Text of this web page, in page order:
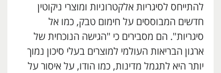
להתייחס לסיגריות אלקטרוניות ומוצרי ניקוטין
חדשים המבוססים על חימום טבק, כמו אל
סיגריות". הם מסבירים כי "הגישה הנוכחית של
ארגון הבריאות העולמי למוצרים בעלי סיכון נמוך
יותר היא לתגמל מדינות, כמו הודו, על איסור על